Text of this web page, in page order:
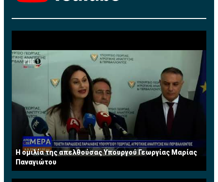
Η ομιλία της απελθούσας Υπουργού Γεωργίας Μαρίας
Παναγιώτου